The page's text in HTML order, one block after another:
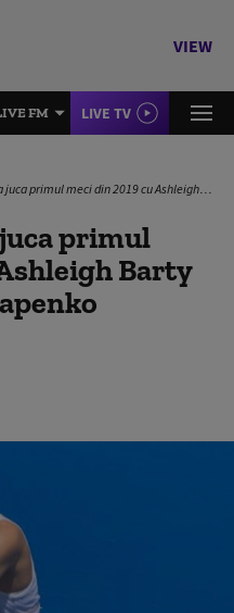
VIEW
FM LIVE TV
meci din 2019 cu Ashleigh Barty sau cu Jelena Ostapenko
primul
Barty